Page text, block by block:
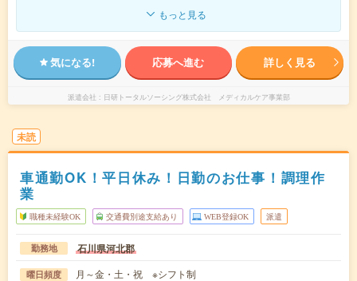
もっと見る
気になる! 応募へ進む 詳しく見る
派遣会社 日研トータルソーシング株式会社 メディカルケア事業部
未読
車通勤OK！平日休み！日勤のお仕事！調理作
業
職種未経験OK 交通費別途支給あり WEB登録OK 派遣
勤務地 石川県河北郡
曜日頻度 月～金・土・祝 ※シフト制